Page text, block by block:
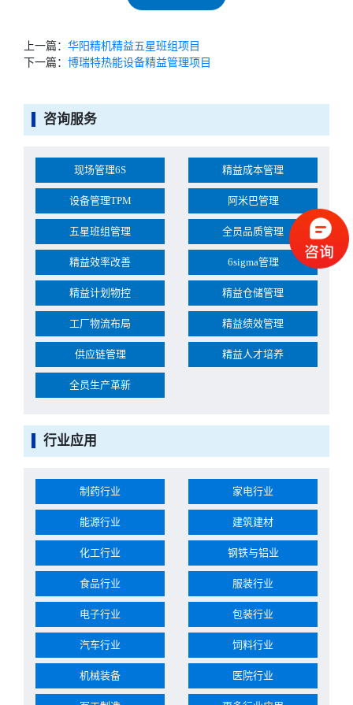
上一篇： 华阳精机精益五星班组项目
下一篇： 博瑞特热能设备精益管理项目
咨询服务
现场管理6S
设备管理TPM
五星班组管理
精益效率改善
精益计划物控
工厂物流布局
供应链管理
全员生产革新
精益成本管理
阿米巴管理
全员品质管理
6sigma管理
精益仓储管理
精益绩效管理
精益人才培养
行业应用
制药行业
能源行业
化工行业
食品行业
电子行业
汽车行业
机械装备
家电行业
建筑建材
钢铁与铝业
服装行业
包装行业
饲料行业
医院行业